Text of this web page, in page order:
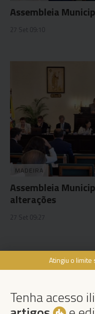
Atingiu o limite
Tenha acesso
Assembleia
27 Set 09:10
MADEIRA
Assembleia
alterações
27 Set 09:27